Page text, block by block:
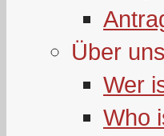
Über uns
Wer
Who